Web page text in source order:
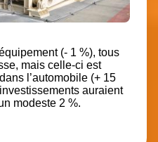
(- 1 %), tous
mais celle-ci est
l’automobile (+ 15
auraient
modeste 2 %.